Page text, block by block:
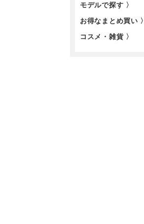
モデルで探す 〉
お得なまとめ買い 〉
コスメ・雑貨 〉